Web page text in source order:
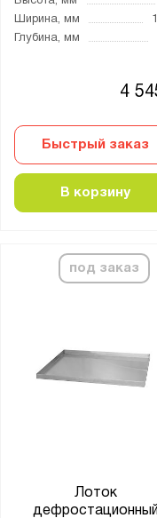
Ширина, мм
Глубина, мм
4
Быстрый заказ
В корзину
под заказ
Лоток